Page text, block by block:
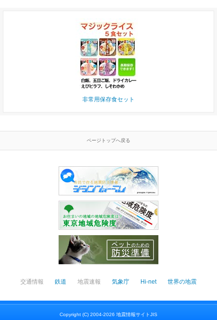
非常用保存食セット
ページトップへ戻る
交通情報 鉄道 地震速報 気象庁 Hi-net 世界の地震
Copyright (C) 2004-2026 地震情報サイトJIS